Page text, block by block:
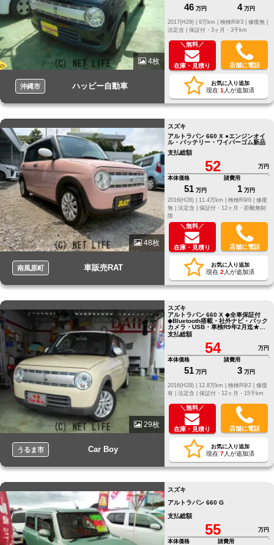
4枚
沖縄市 ハッピー自動車
46 万円 4 万円
修復無 |
法定含 | 保証付・3ヶ月・3千km
＼無料／
在庫・見積り 店舗に電話
お気に入り追加
現在 1 人が追加済
48枚
南風原町 車販売RAT
スズキ
アルトラパン 660 X ●エンジンオイ
ル・バッテリー・ワイパーゴム新品
支払総額
52
万円
本体価格
51 万円
諸費用
1 万円
2016(H28) |
11.4万km | 検検R9/6 | 修復
無 | 法定含 | 保証付・12ヶ月・距離無制
限
＼無料／
在庫・見積り 店舗に電話
お気に入り追加
現在 2 人が追加済
29枚
うるま市 Car Boy
スズキ
アルトラパン 660 X ◆全車保証付
◆Bluetooth搭載・社外ナビ・バック
カメラ・USB・車検R9年2月迄★本
土中古★
支払総額
54
万円
本体価格
51 万円
諸費用
3 万円
修復
有 | 法定含 | 保証付・12ヶ月・15千km
＼無料／
在庫・見積り 店舗に電話
お気に入り追加
現在 7人が追加済
スズキ
アルトラパン 660 G
支払総額
55
万円
本体価格
諸費用